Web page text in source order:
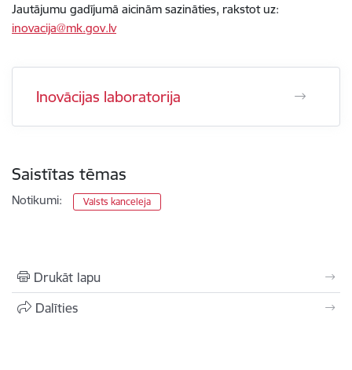
Jautājumu gadījumā aicinām sazināties, rakstot uz:
inovacija@mk.gov.lv
Inovācijas laboratorija
Saistītas tēmas
Notikumi: Valsts kanceleja
Drukāt lapu
Dalīties